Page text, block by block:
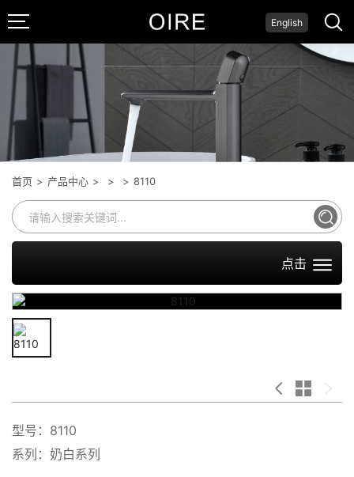
面盆龙头
系列
English
首页 > 产品中心 > > > 8110
点击
型号：8110
系列：奶白系列